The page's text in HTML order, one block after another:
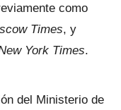
como
Times, y
York Times.
del Ministerio de